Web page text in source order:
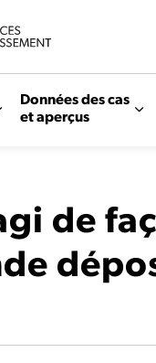
Données des cas
et aperçus
de